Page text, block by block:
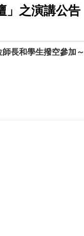
」之演講公告
長和學生撥空參加～